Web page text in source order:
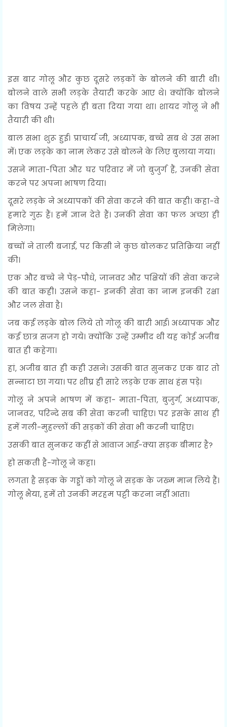
इस बार गोलू और कुछ दूसरे लड़कों के बोलने की बारी थी।
बोलने वाले सभी लड़के तैयारी करके आए थे। क्योंकि बोलने
का विषय उन्हें पहले ही बता दिया गया था। शायद गोलू ने भी
तैयारी की थी।
बाल सभा शुरू हुई। प्राचार्य जी, अध्यापक, बच्चे सब थे उस सभा
में। एक लड़के का नाम लेकर उसे बोलने के लिए बुलाया गया।
उसने माता-पिता और घर परिवार में जो बुजुर्ग हैं, उनकी सेवा
करने पर अपना भाषण दिया।
दूसरे लड़के ने अध्यापकों की सेवा करने की बात कही। कहा-वे
हमारे गुरु हैं। हमें ज्ञान देते हैं। उनकी सेवा का फल अच्छा ही
मिलेगा।
बच्चों ने ताली बजाई, पर किसी ने कुछ बोलकर प्रतिक्रिया नहीं
की।
एक और बच्चे ने पेड़-पौधे, जानवर और पक्षियों की सेवा करने
की बात कही। उसने कहा- इनकी सेवा का नाम इनकी रक्षा
और जल सेवा है।
जब कई लड़के बोल लिये तो गोलू की बारी आई। अध्यापक और
कई छात्र सजग हो गये। क्योंकि उन्हें उम्मीद थी यह कोई अजीब
बात ही कहेगा।
हां, अजीब बात ही कही उसने। उसकी बात सुनकर एक बार तो
सन्नाटा छा गया। पर शीघ्र ही सारे लड़के एक साथ हंस पड़े।
गोलू ने अपने भाषण में कहा- माता-पिता, बुजुर्ग, अध्यापक,
जानवर, परिन्दे सब की सेवा करनी चाहिए। पर इसके साथ ही
हमें गली-मुहल्लों की सड़कों की सेवा भी करनी चाहिए।
उसकी बात सुनकर कहीं से आवाज आई-क्या सड़क बीमार है?
हो सकती है-गोलू ने कहा।
लगता है सड़क के गड्डों को गोलू ने सड़क के जख्म मान लिये हैं।
गोलू भैया, हमें तो उनकी मरहम पट्टी करना नहीं आता।